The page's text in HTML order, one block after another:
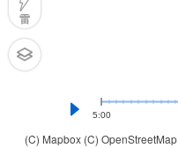
(C) Mapbox (C) OpenStreetMap
雷
5:00